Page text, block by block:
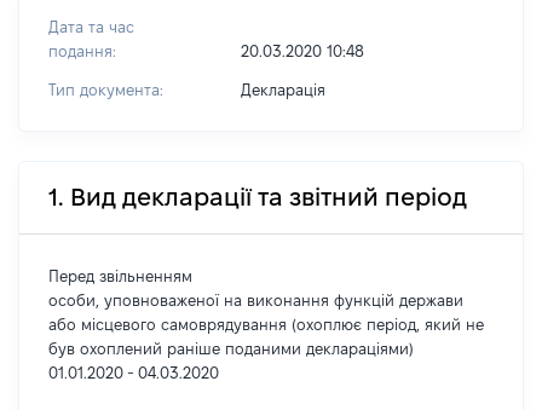
Дата та час
подання:
20.03.2020 10:48
Тип документа: Декларація
1. Вид декларації та звітний період
Перед звільненням
особи, уповноваженої на виконання функцій держави
або місцевого самоврядування (охоплює період, який не
був охоплений раніше поданими деклараціями)
01.01.2020 - 04.03.2020